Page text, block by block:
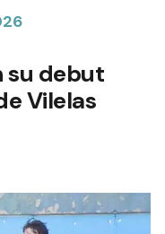
su debut
Vilelas